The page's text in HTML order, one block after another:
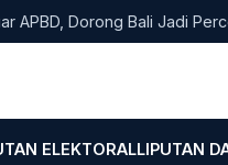
Dorong Bali Jadi
ELEKTORALLIPUTAN